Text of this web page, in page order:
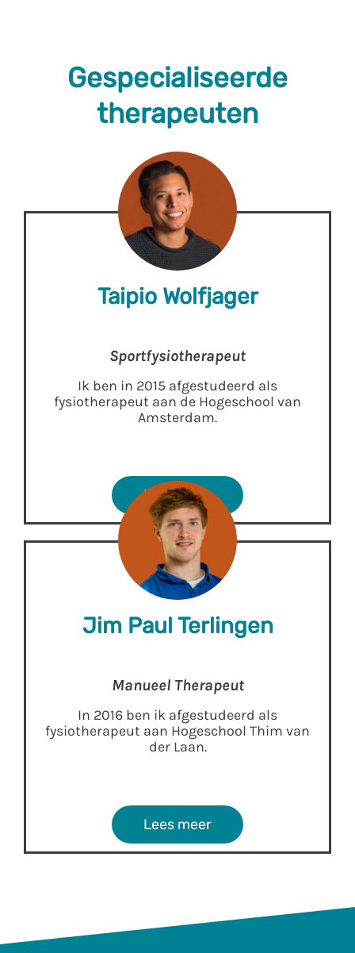
Gespecialiseerde
therapeuten
Taipio Wolfjager
Sportfysiotherapeut
Ik ben in 2015 afgestudeerd als
fysiotherapeut aan de Hogeschool van
Amsterdam.
Lees meer
Jim Paul Terlingen
Manueel Therapeut
In 2016 ben ik afgestudeerd als
fysiotherapeut aan Hogeschool Thim van
der Laan.
Lees meer